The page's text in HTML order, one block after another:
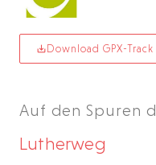
Download GPX-Track
Auf den Spuren
Lutherweg